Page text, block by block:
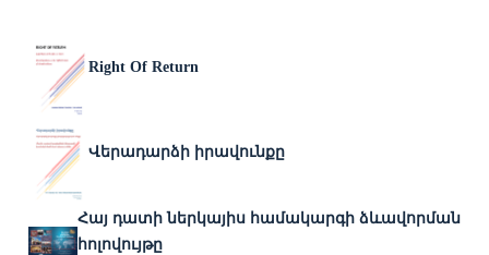
Right Of Return
Վերադարձի իրավունքը
Հայ դատի ներկայիս համակարգի ձևավորման
հոլովույթը